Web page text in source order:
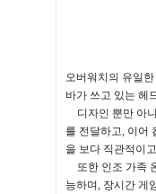
오버워치의 유일
바가 쓰고 있는 헤
디자인 뿐만 아
를 전달하고, 이어
을 보다 직관적이
또한 인조 가족
능하며, 장시간 게